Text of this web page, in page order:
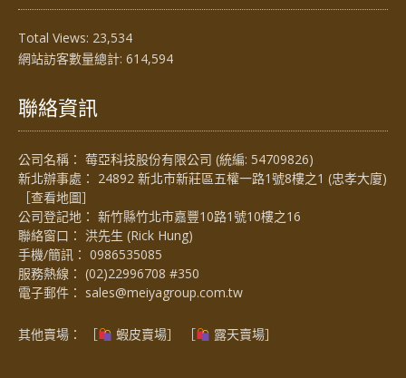
Total Views: 23,534
網站訪客數量總計: 614,594
聯絡資訊
公司名稱： 莓亞科技股份有限公司 (統編: 54709826)
新北辦事處： 24892 新北市新莊區五權一路1號8樓之1 (忠孝大廈)
［查看地圖］
公司登記地： 新竹縣竹北市嘉豐10路1號10樓之16
聯絡窗口： 洪先生 (Rick Hung)
手機/簡訊： 0986535085
服務熱線： (02)22996708 #350
電子郵件： sales@meiyagroup.com.tw
其他賣場： ［ 蝦皮賣場］ ［ 露天賣場］